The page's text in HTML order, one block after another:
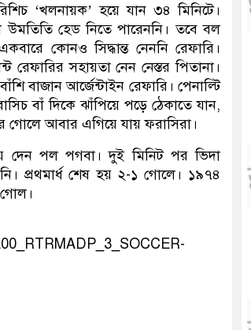
‘খলনায়ক’ হয়ে যান ৩৪ মিনিটে।
উমতিতি হেড নিতে পারেননি। তবে বল
কোনও সিদ্ধান্ত নেননি রেফারি।
রেফারির সহায়তা নেন নেস্তর পিতানা।
বাজান আর্জেন্টাইন রেফারি। পেনাল্টি
বাঁ দিকে ঝাঁপিয়ে পড়ে ঠেকাতে যান,
গোলে আবার এগিয়ে যায় ফরাসিরা।
দেন পল পগবা। দুই মিনিট পর ভিদা
প্রথমার্ধ শেষ হয় ২-১ গোলে। ১৯৭৪